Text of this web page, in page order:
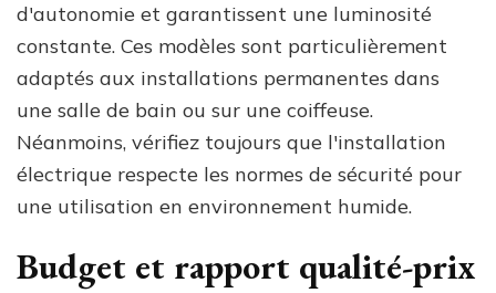
d'autonomie et garantissent une luminosité
constante. Ces modèles sont particulièrement
adaptés aux installations permanentes dans
une salle de bain ou sur une coiffeuse.
Néanmoins, vérifiez toujours que l'installation
électrique respecte les normes de sécurité pour
une utilisation en environnement humide.
Budget et rapport qualité-prix